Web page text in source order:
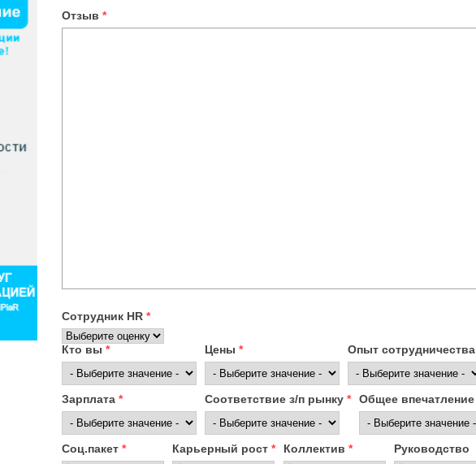
Отзыв *
Сотрудник HR *
Кто вы * Цены * Опыт сотрудничества
Зарплата * Соответствие з/п рынку * Общее впечатление
Соц.пакет * Карьерный рост * Коллектив * Руководство